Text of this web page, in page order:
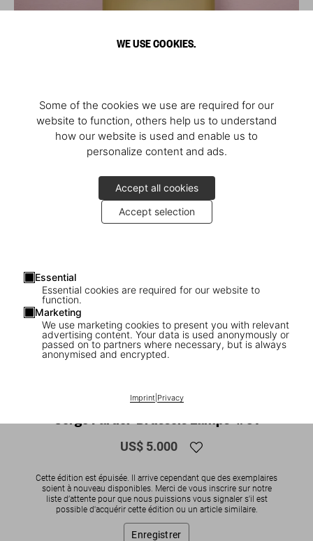
WE USE COOKIES.
Some of the cookies we use are required for our
website to function, others help us to understand
how our website is used and enable us to
personalize content and ads.
Accept all cookies
Accept selection
Essential
Essential cookies are required for our website to
function.
Marketing
We use marketing cookies to present you with relevant
advertising content. Your data is used anonymously or
passed on to partners where necessary, but is always
anonymised and encrypted.
Imprint| Privacy
1/4
SOLD OUT
US$ 5.000
Cette édition est épuisée. Il arrive cependant que des exemplaires
soient à nouveau disponibles. Merci de vous inscrire sur notre
liste d’attente pour que nous puissions vous signaler s'il est
possible d'acquérir cette édition ou un article similaire.
Enregistrer